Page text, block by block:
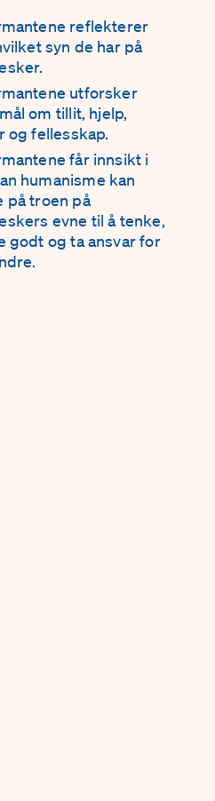
reflekterer
syn de har på
utforsker
om tillit, hjelp,
og fellesskap.
får innsikt i
humanisme kan
på troen på
evne til å tenke,
godt og ta ansvar for